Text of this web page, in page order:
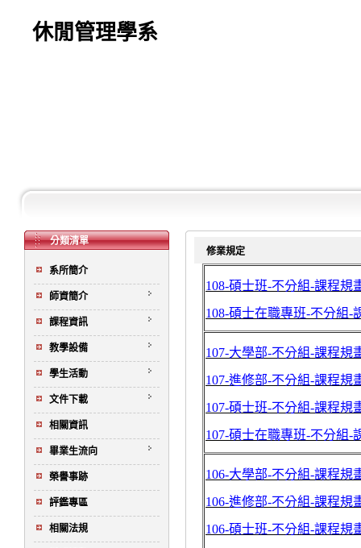
休閒管理學系
分類清單
系所簡介
師資簡介
課程資訊
教學設備
學生活動
文件下載
相關資訊
畢業生流向
榮譽事跡
評鑑專區
相關法規
修業規定
108-碩士班-不分組-課程規
108-碩士在職專班-不分組-
107-大學部-不分組-課程規
107-進修部-不分組-課程規
107-碩士班-不分組-課程規
107-碩士在職專班-不分組-
106-大學部-不分組-課程規
106-進修部-不分組-課程規
106-碩士班-不分組-課程規